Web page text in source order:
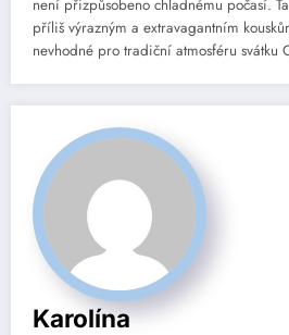
není přizpůsobeno chladnému počasí.
příliš výrazným a extravagantním
nevhodné pro tradiční atmosféru svátku
Karolína